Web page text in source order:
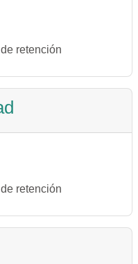
retención
retención